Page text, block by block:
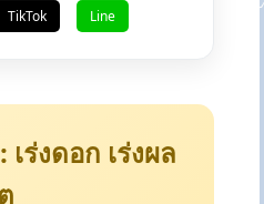
TikTok Line
ร่งดอก เร่งผล